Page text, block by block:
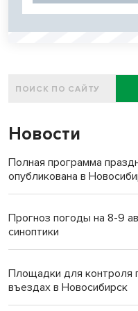
Новости
Полная программа
опубликована в
Прогноз погоды на 8-9
синоптики
Площадки для контроля
въездах в Новосибирск